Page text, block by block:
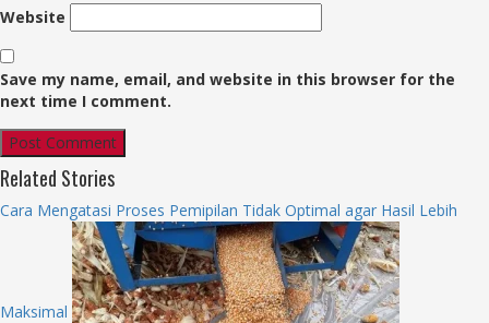
Website
Save my name, email, and website in this browser for the
next time I comment.
Related Stories
Cara Mengatasi Proses Pemipilan Tidak Optimal agar Hasil Lebih
Maksimal